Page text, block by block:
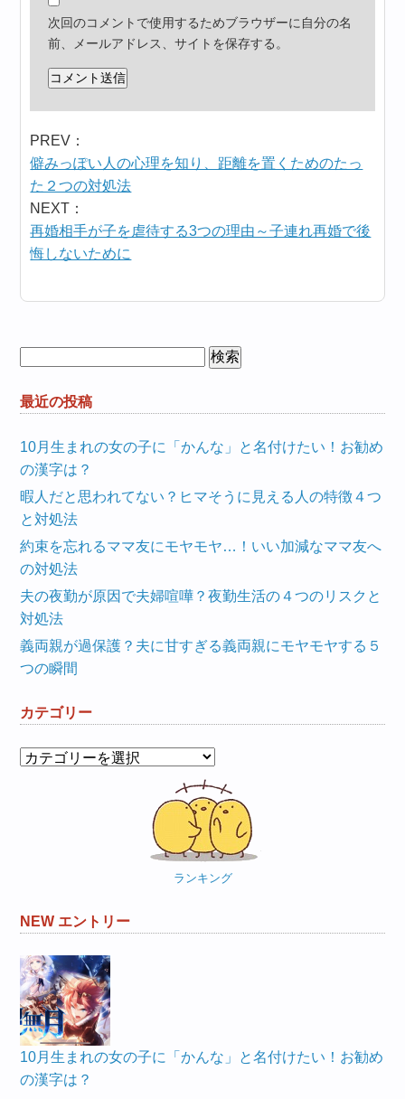
次回のコメントで使用するためブラウザーに自分の名
前、メールアドレス、サイトを保存する。
PREV：
僻みっぽい人の心理を知り、距離を置くためのたっ
た２つの対処法
NEXT：
再婚相手が子を虐待する3つの理由～子連れ再婚で後
悔しないために
最近の投稿
10月生まれの女の子に「かんな」と名付けたい！お勧め
の漢字は？
暇人だと思われてない？ヒマそうに見える人の特徴４つ
と対処法
約束を忘れるママ友にモヤモヤ…！いい加減なママ友へ
の対処法
夫の夜勤が原因で夫婦喧嘩？夜勤生活の４つのリスクと
対処法
義両親が過保護？夫に甘すぎる義両親にモヤモヤする５
つの瞬間
カテゴリー
カ
ランキング
NEW エントリー
10月生まれの女の子に「かんな」と名付けたい！お勧め
の漢字は？